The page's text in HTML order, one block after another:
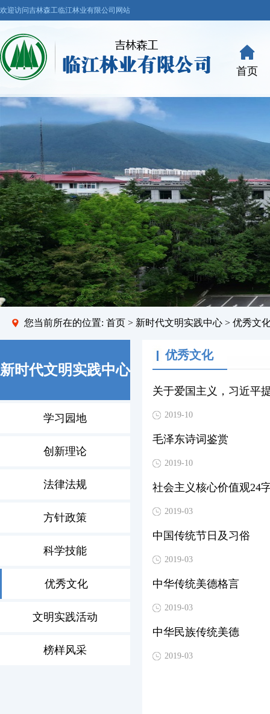
欢迎访问吉林森工临江林业有限公司网站
首页
您当前所在的位置: 首页 > 新时代文明实践中心 > 优秀文
新时代文明实践中心
学习园地
创新理论
法律法规
方针政策
科学技能
优秀文化
文明实践活动
榜样风采
优秀文化
关于爱国主义，习近平
2019-10
毛泽东诗词鉴赏
2019-10
社会主义核心价值观24
2019-03
中国传统节日及习俗
2019-03
中华传统美德格言
2019-03
中华民族传统美德
2019-03